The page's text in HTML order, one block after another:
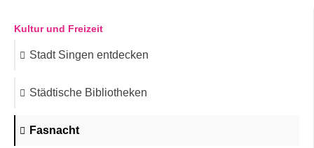
Kultur und Freizeit
Stadt Singen entdecken
Städtische Bibliotheken
Fasnacht